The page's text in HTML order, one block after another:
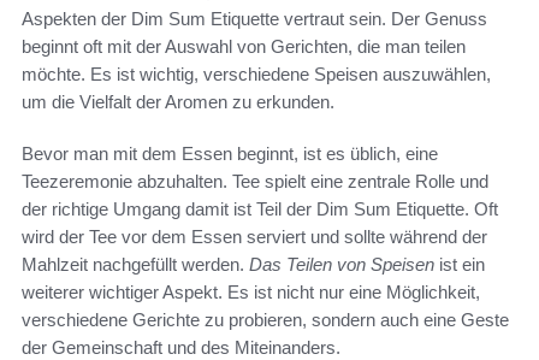
Aspekten der Dim Sum Etiquette vertraut sein. Der Genuss
beginnt oft mit der Auswahl von Gerichten, die man teilen
möchte. Es ist wichtig, verschiedene Speisen auszuwählen,
um die Vielfalt der Aromen zu erkunden.
Bevor man mit dem Essen beginnt, ist es üblich, eine
Teezeremonie abzuhalten. Tee spielt eine zentrale Rolle und
der richtige Umgang damit ist Teil der Dim Sum Etiquette. Oft
wird der Tee vor dem Essen serviert und sollte während der
Mahlzeit nachgefüllt werden. Das Teilen von Speisen ist ein
weiterer wichtiger Aspekt. Es ist nicht nur eine Möglichkeit,
verschiedene Gerichte zu probieren, sondern auch eine Geste
der Gemeinschaft und des Miteinanders.